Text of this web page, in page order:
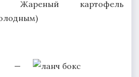
Жареный картофель
—